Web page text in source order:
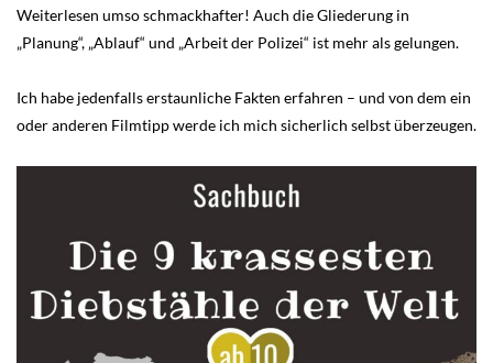
Weiterlesen umso schmackhafter! Auch die Gliederung in
„Planung“, „Ablauf“ und „Arbeit der Polizei“ ist mehr als gelungen.
Ich habe jedenfalls erstaunliche Fakten erfahren – und von dem ein
oder anderen Filmtipp werde ich mich sicherlich selbst überzeugen.